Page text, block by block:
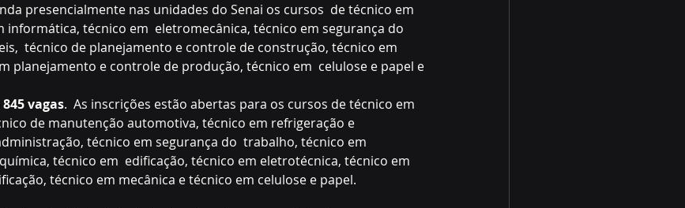
informática, técnico em  eletromecânica, técnico em segurança do
técnico de planejamento e controle de construção, técnico em
planejamento e controle de produção, técnico em  celulose e papel e
845 vagas.  As inscrições estão abertas para os cursos de técnico em
de manutenção automotiva, técnico em refrigeração e
técnico em segurança do  trabalho, técnico em
técnico em  edificação, técnico em eletrotécnica, técnico em
técnico em mecânica e técnico em celulose e papel.